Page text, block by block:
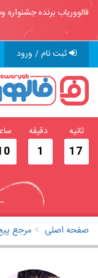
فالووریاب برنده جشنواره وب ۹۷ ، ۹۸ و
ثبت نام / ورود
17
ثانیه
1
دقیقه
صفحه اصلی مرجع